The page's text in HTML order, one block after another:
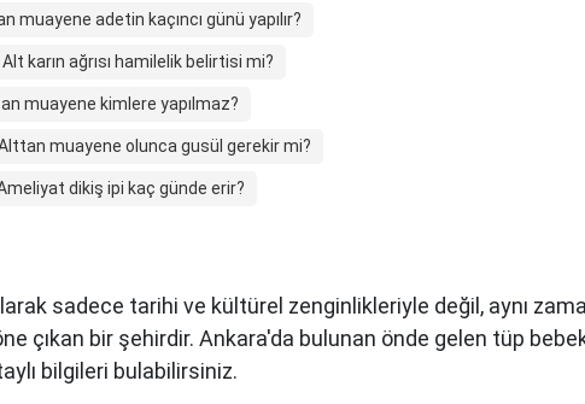
muayene adetin kaçıncı günü yapılır?
Alt karın ağrısı hamilelik belirtisi mi?
muayene kimlere yapılmaz?
muayene olunca gusül gerekir mi?
dikiş ipi kaç günde erir?
sadece tarihi ve kültürel zenginlikleriyle değil, aynı
çıkan bir şehirdir. Ankara'da bulunan önde gelen tüp
bilgileri bulabilirsiniz.